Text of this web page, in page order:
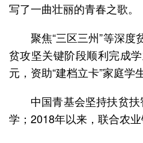
写了一曲壮丽的青春之歌。
聚焦“三区三州”等深
贫攻坚关键阶段顺利完成
元，资助“建档立卡”家庭学
中国青基会坚持扶贫
学；2018年以来，联合农